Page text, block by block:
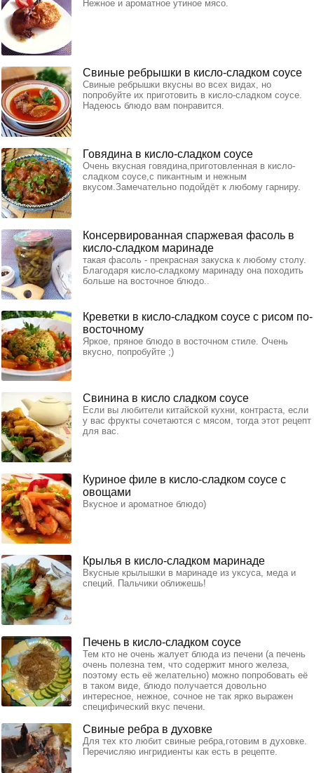
Нежное и ароматное утиное мясо.
Свиные ребрышки в кисло-сладком соусе
Свиные ребрышки вкусны во всех видах, но
попробуйте их приготовить в кисло-сладком соусе.
Надеюсь блюдо вам понравится.
Говядина в кисло-сладком соусе
Очень вкусная говядина,приготовленная в кисло-
сладком соусе,с пикантным и нежным
вкусом.Замечательно подойдёт к любому гарниру.
Консервированная спаржевая фасоль в
кисло-сладком маринаде
такая фасоль - прекрасная закуска к любому столу.
Благодаря кисло-сладкому маринаду она походить
больше на восточное блюдо..
Креветки в кисло-сладком соусе с рисом по-
восточному
Яркое, пряное блюдо в восточном стиле. Очень
вкусно, попробуйте ;)
Свинина в кисло сладком соусе
Если вы любители китайской кухни, контраста, если
у вас фрукты сочетаются с мясом, тогда этот рецепт
для вас.
Куриное филе в кисло-сладком соусе с
овощами
Вкусное и ароматное блюдо)
Крылья в кисло-сладком маринаде
Вкусные крылышки в маринаде из уксуса, меда и
специй. Пальчики оближешь!
Печень в кисло-сладком соусе
Тем кто не очень жалует блюда из печени (а печень
очень полезна тем, что содержит много железа,
поэтому есть её желательно) можно попробовать её
в таком виде, блюдо получается довольно
интересное, нежное, сочное не так ярко выражен
специфический вкус печени.
Свиные ребра в духовке
Для тех кто любит свиные ребра,готовим в духовке.
Перечисляю ингридиенты как есть в рецепте.